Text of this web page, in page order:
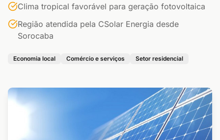
Clima tropical favorável para geração fotovoltaica
Região atendida pela CSolar Energia desde
Sorocaba
Economia local Comércio e serviços Setor residencial